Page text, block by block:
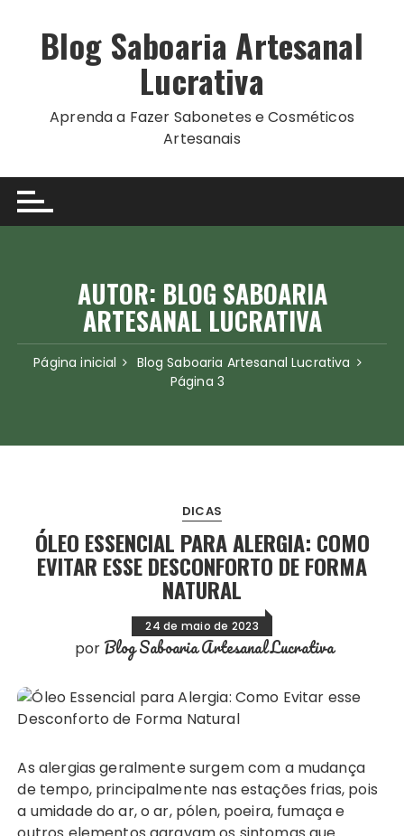
Blog Saboaria Artesanal
Lucrativa
Aprenda a Fazer Sabonetes e Cosméticos
Artesanais
AUTOR: BLOG SABOARIA
ARTESANAL LUCRATIVA
Página inicial
Blog Saboaria Artesanal Lucrativa
Página 3
DICAS
ÓLEO ESSENCIAL PARA ALERGIA: COMO
EVITAR ESSE DESCONFORTO DE FORMA
NATURAL
24 de maio de 2023
por Blog Saboaria Artesanal Lucrativa
As alergias geralmente surgem com a mudança
de tempo, principalmente nas estações frias, pois
a umidade do ar, o ar, pólen, poeira, fumaça e